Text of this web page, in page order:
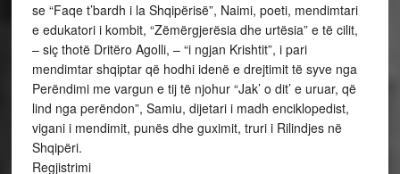
se “Faqe t’bardh i la Shqipërisë”, Naimi, poeti, mendimtari
e edukatori i kombit, “Zëmërgjerësia dhe urtësia” e të cilit,
– siç thotë Dritëro Agolli, – “i ngjan Krishtit”, i pari
mendimtar shqiptar që hodhi idenë e drejtimit të syve nga
Perëndimi me vargun e tij të njohur “Jak’ o dit’ e uruar, që
lind nga perëndon”, Samiu, dijetari i madh enciklopedist,
vigani i mendimit, punës dhe guximit, truri i Rilindjes në
Shqipëri.
Regjistrimi